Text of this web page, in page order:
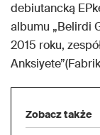
debiutancką
albumu „Belirdi
2015 roku,
Zobacz także